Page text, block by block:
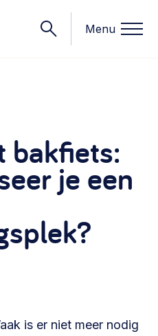
Menu
organisatiemodellen >
begroting en omzet >
verhuur en communicatie >
bakfiets:
je een
is er niet meer nodig